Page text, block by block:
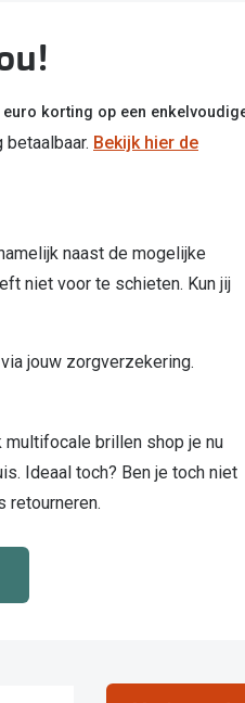
korting op een
Bekijk hier de
naast de mogelijke
niet voor te schieten. Kun jij
jouw zorgverzekering.
brillen shop je nu
Ideaal toch? Ben je toch niet
retourneren.